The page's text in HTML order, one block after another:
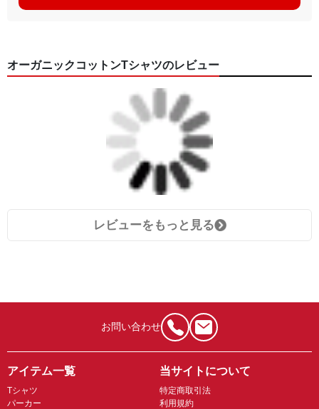
オーガニックコットンTシャツのレビュー
レビューをもっと見る
お問い合わせ
アイテム一覧
Tシャツ
パーカー
当サイトについて
特定商取引法
利用規約